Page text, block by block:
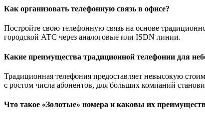
Как организовать телефонную связь в офисе?
Постройте свою телефонную связь на основе
городской АТС через аналоговые или ISDN линии.
Какие преимущества традиционной телефонии для
Традиционная телефония предоставляет невысокую
с ростом числа абонентов, для больших компаний
Что такое «Золотые» номера и каковы их